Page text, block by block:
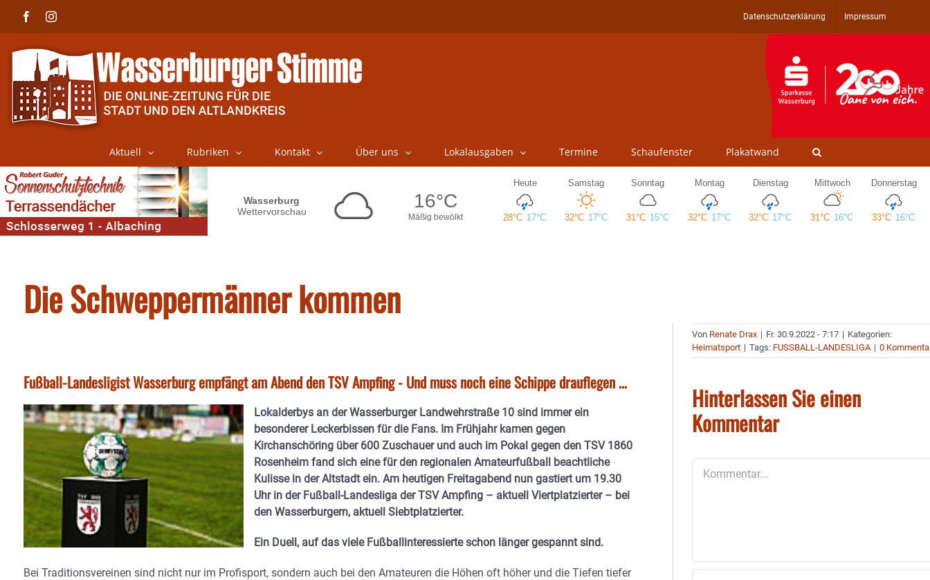
FacebookInstagram Datenschutzerklärung Impressum
Aktuell Rubriken Kontakt Über uns Lokalausgaben Termine Schaufenster Plakatwand
Die Schweppermänner kommen
Fußball-Landesligist Wasserburg empfängt am Abend den TSV Ampfing - Und muss noch eine Schippe drauflegen ...
Lokalderbys an der Wasserburger Landwehrstraße 10 sind immer ein
besonderer Leckerbissen für die Fans. Im Frühjahr kamen gegen
Kirchanschöring über 600 Zuschauer und auch im Pokal gegen den TSV 1860
Rosenheim fand sich eine für den regionalen Amateurfußball beachtliche
Kulisse in der Altstadt ein. Am heutigen Freitagabend nun gastiert um 19.30
Uhr in der Fußball-Landesliga der TSV Ampfing – aktuell Viertplatzierter – bei
den Wasserburgern, aktuell Siebtplatzierter.
Ein Duell, auf das viele Fußballinteressierte schon länger gespannt sind.
Bei Traditionsvereinen sind nicht nur im Profisport, sondern auch bei den Amateuren die Höhen oft höher und die Tiefen tiefer
Von Renate Drax | Fr. 30.9.2022 - 7:17 | Kategorien:
Heimatsport | Tags: FUSSBALL-LANDESLIGA | 0
Hinterlassen Sie einen
Kommentar